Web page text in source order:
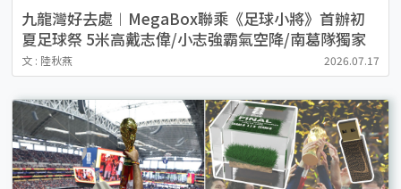
九龍灣好去處︱MegaBox聯乘《足球小將》首辦初
夏足球祭 5米高戴志偉/小志強霸氣空降/南葛隊獨家
精品
文 : 陸秋燕 2026.07.17